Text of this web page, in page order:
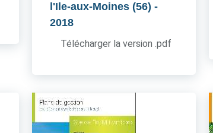
l'Ile-aux-Moines (56) -
2018
Télécharger la version .pdf